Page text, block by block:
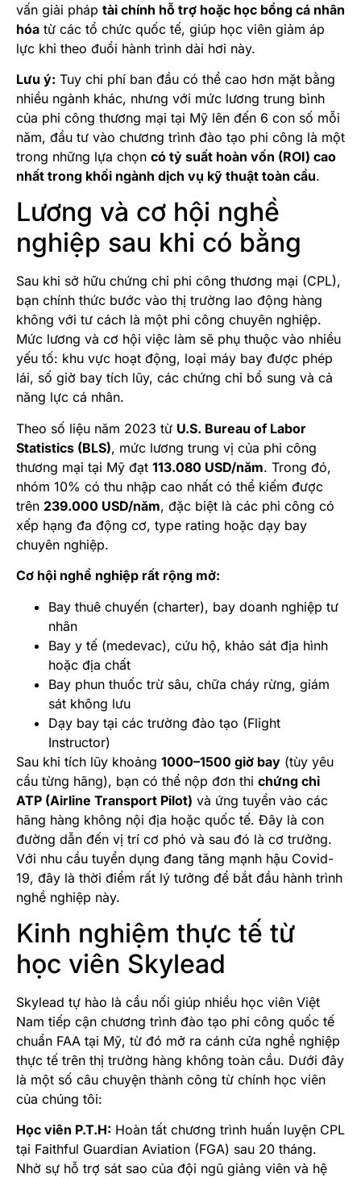
vấn giải pháp tài chính hỗ trợ hoặc học bổng cá nhân
hóa từ các tổ chức quốc tế, giúp học viên giảm áp
lực khi theo đuổi hành trình dài hơi này.
Lưu ý: Tuy chi phí ban đầu có thể cao hơn mặt bằng
nhiều ngành khác, nhưng với mức lương trung bình
của phi công thương mại tại Mỹ lên đến 6 con số mỗi
năm, đầu tư vào chương trình đào tạo phi công là một
trong những lựa chọn có tỷ suất hoàn vốn (ROI) cao
nhất trong khối ngành dịch vụ kỹ thuật toàn cầu.
Lương và cơ hội nghề
nghiệp sau khi có bằng
Sau khi sở hữu chứng chỉ phi công thương mại (CPL),
bạn chính thức bước vào thị trường lao động hàng
không với tư cách là một phi công chuyên nghiệp.
Mức lương và cơ hội việc làm sẽ phụ thuộc vào nhiều
yếu tố: khu vực hoạt động, loại máy bay được phép
lái, số giờ bay tích lũy, các chứng chỉ bổ sung và cả
năng lực cá nhân.
Theo số liệu năm 2023 từ U.S. Bureau of Labor
Statistics (BLS), mức lương trung vị của phi công
thương mại tại Mỹ đạt 113.080 USD/năm. Trong đó,
nhóm 10% có thu nhập cao nhất có thể kiếm được
trên 239.000 USD/năm, đặc biệt là các phi công có
xếp hạng đa động cơ, type rating hoặc dạy bay
chuyên nghiệp.
Cơ hội nghề nghiệp rất rộng mở:
Bay thuê chuyến (charter), bay doanh nghiệp tư
nhân
Bay y tế (medevac), cứu hộ, khảo sát địa hình
hoặc địa chất
Bay phun thuốc trừ sâu, chữa cháy rừng, giám
sát không lưu
Dạy bay tại các trường đào tạo (Flight
Instructor)
Sau khi tích lũy khoảng 1000–1500 giờ bay (tùy yêu
cầu từng hãng), bạn có thể nộp đơn thi chứng chỉ
ATP (Airline Transport Pilot) và ứng tuyển vào các
hãng hàng không nội địa hoặc quốc tế. Đây là con
đường dẫn đến vị trí cơ phó và sau đó là cơ trưởng.
Với nhu cầu tuyển dụng đang tăng mạnh hậu Covid-
19, đây là thời điểm rất lý tưởng để bắt đầu hành trình
nghề nghiệp này.
Kinh nghiệm thực tế từ
học viên Skylead
Skylead tự hào là cầu nối giúp nhiều học viên Việt
Nam tiếp cận chương trình đào tạo phi công quốc tế
chuẩn FAA tại Mỹ, từ đó mở ra cánh cửa nghề nghiệp
thực tế trên thị trường hàng không toàn cầu. Dưới đây
là một số câu chuyện thành công từ chính học viên
của chúng tôi:
Học viên P.T.H: Hoàn tất chương trình huấn luyện CPL
tại Faithful Guardian Aviation (FGA) sau 20 tháng.
Nhờ sự hỗ trợ sát sao của đội ngũ giảng viên và hệ